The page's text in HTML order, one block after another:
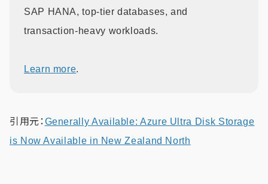
SAP HANA, top-tier databases, and
transaction-heavy workloads.
Learn more.
引用元：Generally Available: Azure Ultra Disk Storage
is Now Available in New Zealand North